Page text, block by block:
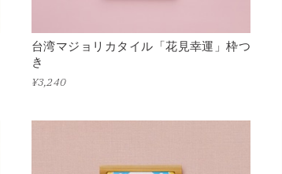
台湾マジョリカタイル「花見幸運」枠つ
き
¥3,240